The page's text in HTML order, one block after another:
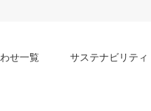
せ一覧 サステナビリティ